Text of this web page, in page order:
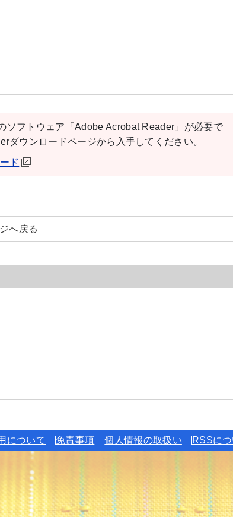
ソフトウェア「Adobe Acrobat Reader」が必要で
ダウンロードページから入手してください。
ド
へ戻る
について 免責事項 個人情報の取扱い RSSに